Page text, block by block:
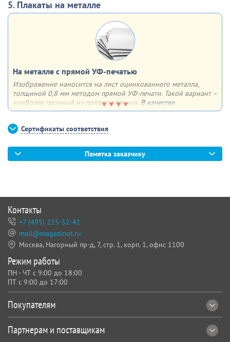
5. Плакаты на металле
На металле с прямой УФ-печатью
Изображение наносится на лист оцинкованного металла,
толщиной 0,8 мм методом прямой УФ-печати. Такой вариант –
наиболее прочный из представленных. В качестве
дополнительной опцииможем сделать 4 отверстия по углам
Сертификаты соответствия
Памятка заказчику
Покупателям
Партнерам и поставщикам
Контакты
+7 (495) 215-52-41
mail@magazinot.ru
Москва, Нагорный пр-д, 7, стр. 1, корп. 1, офис 1100
Режим работы
ПН - ЧТ с 9:00 до 18:00
ПТ с 9:00 до 17:00